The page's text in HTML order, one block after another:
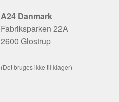
A24 Danmark
Fabriksparken 22A
2600 Glostrup
(Det bruges ikke til klager)